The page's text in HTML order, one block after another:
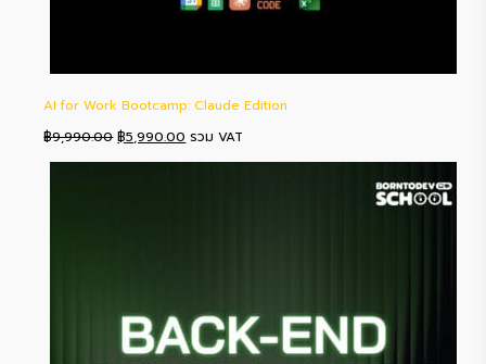
AI for Work Bootcamp: Claude Edition
฿9,990.00 Original
price
฿5,990.00 Current
price
รวม VAT